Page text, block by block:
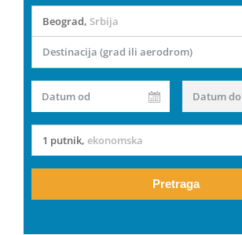
Beograd, Srbija
Destinacija (grad ili aerodrom)
Datum od Datum do
1 putnik, ekonomska
Pretraga